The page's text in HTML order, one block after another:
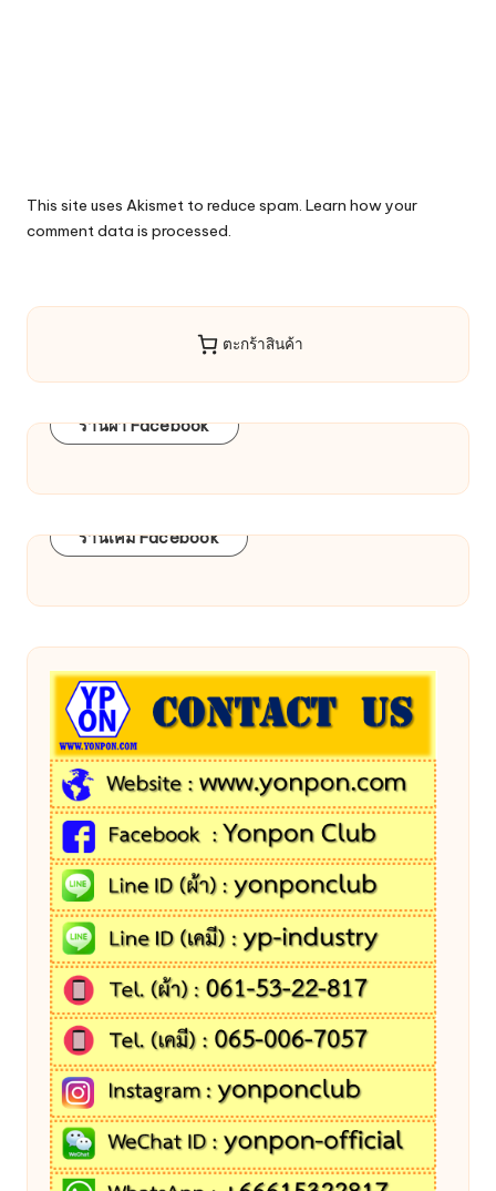
This site uses Akismet to reduce spam. Learn how your
comment data is processed.
ตะกร้าสินค้า
ร้านผ้า Facebook
ร้านเคมี Facebook